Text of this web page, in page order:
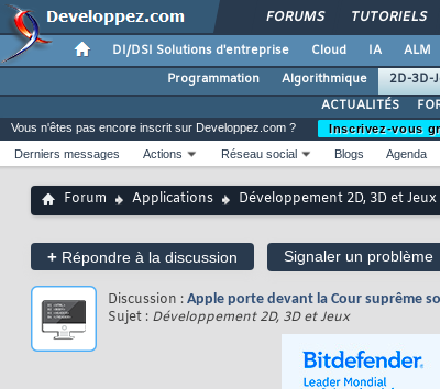
FORUMS TUTORIELS
DI/DSI Solutions d'entreprise Cloud IA ALM
Programmation
Algorithmique 2D-3D-
ACTUALITÉS
Vous n'êtes pas encore inscrit sur Developpez.com ?
Inscrivez-vous
Derniers messages
Actions Réseau social Blogs Agenda
Forum Applications Développement 2D, 3D et Jeux
+ Répondre à la discussion Signaler un problème
Discussion : Apple porte devant la Cour suprême
Sujet : Développement 2D, 3D et Jeux